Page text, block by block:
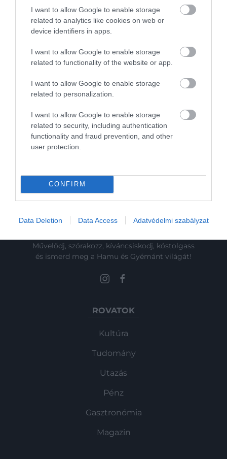
I want to allow Google to enable storage
related to analytics like cookies on web or
device identifiers in apps.
I want to allow Google to enable storage
related to functionality of the website or app.
I want to allow Google to enable storage
related to personalization.
I want to allow Google to enable storage
related to security, including authentication
functionality and fraud prevention, and other
user protection.
CONFIRM
Data Deletion Data Access Adatvédelmi szabályzat
vezettek be.
Nyitókép:Alcudia/ Shutterstock
SPANYOLORSZÁG MALLORCA
ÚTI CÉL UTAZÁS
Szinte lebeg a híd, ami magasságával az
Eiffel-tornyot is…
2026. JÚLIUS 28. ● UTAZÁS
Vér, hatalmi harc és vallási botrány övezi
Művelődj, szórakozz, kíváncsiskodj, kóstolgass
és ismerd meg a Hamu és Gyémánt világát!
ROVATOK
Kultúra
Tudomány
Utazás
Pénz
Gasztronómia
Magazin